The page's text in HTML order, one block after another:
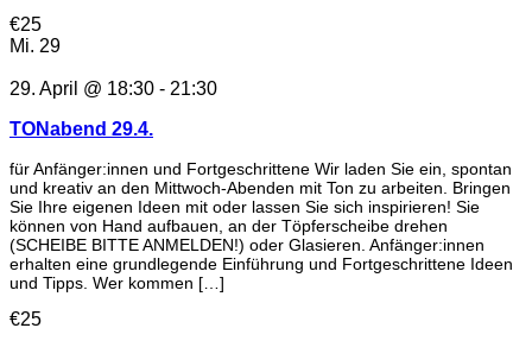
€25
Mi. 29
29. April @ 18:30 - 21:30
TONabend 29.4.
für Anfänger:innen und Fortgeschrittene Wir laden Sie ein, spontan
und kreativ an den Mittwoch-Abenden mit Ton zu arbeiten. Bringen
Sie Ihre eigenen Ideen mit oder lassen Sie sich inspirieren! Sie
können von Hand aufbauen, an der Töpferscheibe drehen
(SCHEIBE BITTE ANMELDEN!) oder Glasieren. Anfänger:innen
erhalten eine grundlegende Einführung und Fortgeschrittene Ideen
und Tipps. Wer kommen […]
€25